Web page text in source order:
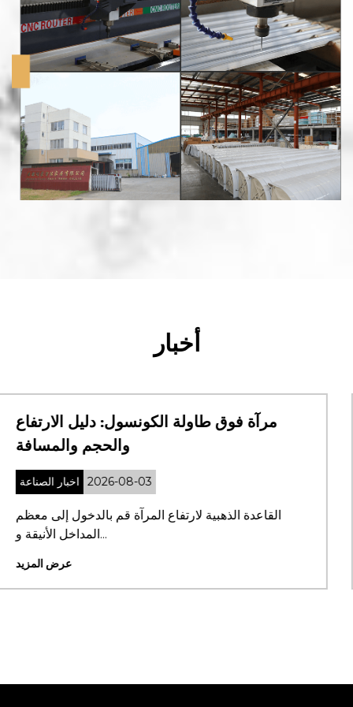
أخبار
الاستحمام: الدليل النهائي للأنماط
والمواد والتركيب
اخبار الصناعة
ما أهمية اختيار كابينة الاستحمام المناسبة؟ كبائن